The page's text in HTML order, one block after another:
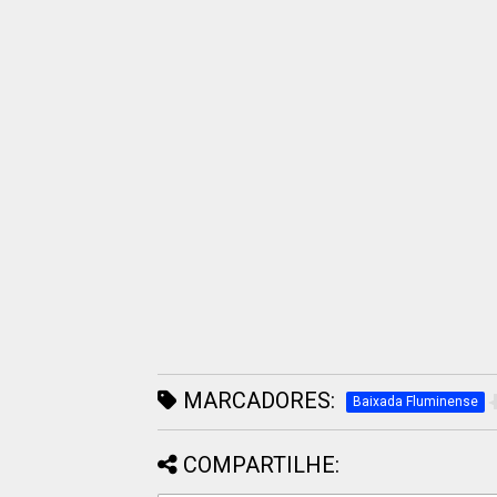
MARCADORES: Baixada Fluminense
COMPARTILHE: